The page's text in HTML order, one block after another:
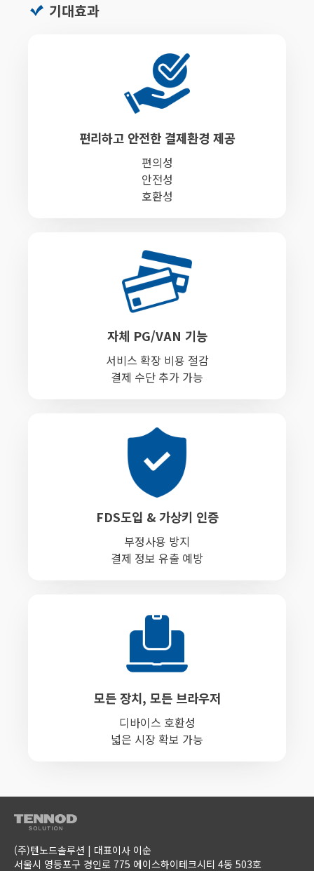
기대효과
편리하고 안전한 결제환경 제공
편의성
안전성
호환성
자체 PG/VAN 기능
서비스 확장 비용 절감
결제 수단 추가 가능
FDS도입 & 가상키 인증
부정사용 방지
결제 정보 유출 예방
모든 장치, 모든 브라우저
디바이스 호환성
넓은 시장 확보 가능
(주)텐노드솔루션 | 대표이사 이순
서울시 영등포구 경인로 775 에이스하이테크시티 4동 503호